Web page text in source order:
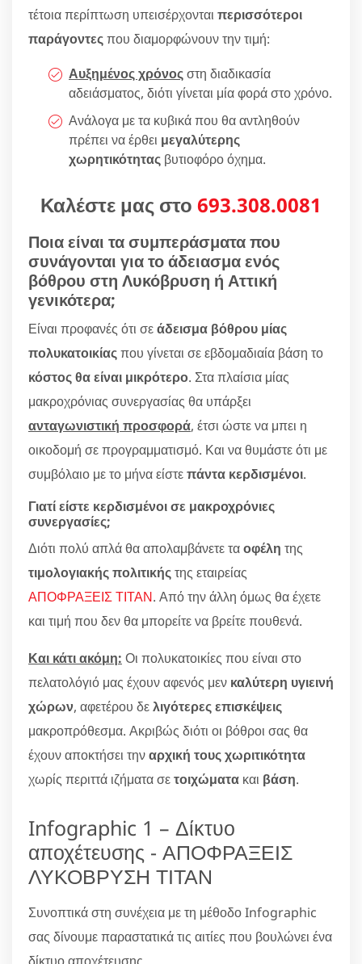
τέτοια περίπτωση υπεισέρχονται περισσότεροι
παράγοντεςπου διαμορφώνουν την τιμή:
Αυξημένος χρόνοςστη διαδικασία
αδειάσματος, διότι γίνεται μία φορά στο χρόνο.
Ανάλογα με τα κυβικά που θα αντληθούν
πρέπει να έρθει μεγαλύτερης
χωρητικότητας βυτιοφόρο όχημα.
Καλέστε μας στο 693.308.0081
Ποια είναι τα συμπεράσματα που
συνάγονται για το άδειασμα ενός
βόθρου στη Λυκόβρυση ή Αττική
γενικότερα;
Είναι προφανές ότι σεάδεισμα βόθρου μίας
πολυκατοικίαςπου γίνεται σε εβδομαδιαία βάση το
κόστος θα είναι μικρότερο. Στα πλαίσια μίας
μακροχρόνιας συνεργασίας θα υπάρξει
ανταγωνιστική προσφορά, έτσι ώστε να μπει η
οικοδομή σε προγραμματισμό. Και να θυμάστε ότι με
συμβόλαιο με το μήνα είστεπάντα κερδισμένοι.
Γιατί είστε κερδισμένοι σε μακροχρόνιες
συνεργασίες;
Διότι πολύ απλά θα απολαμβάνετε ταοφέλη της
τιμολογιακής πολιτικήςτης εταιρείας
ΑΠΟΦΡΑΞΕΙΣ ΤΙΤΑΝ. Από την άλλη όμως θα έχετε
και τιμή που δεν θα μπορείτε να βρείτε πουθενά.
Και κάτι ακόμη: Οι πολυκατοικίες που είναι στο
πελατολόγιό μας έχουν αφενός μεν καλύτερη υγιεινή
χώρων, αφετέρου δελιγότερες επισκέψεις
μακροπρόθεσμα. Ακριβώς διότι οι βόθροι σας θα
έχουν αποκτήσει τηναρχική τους χωριτικότητα
χωρίς περιττά ιζήματα σετοιχώματα και βάση.
Infographic 1 – Δίκτυο
αποχέτευσης - ΑΠΟΦΡΑΞΕΙΣ
ΛΥΚΟΒΡΥΣΗ ΤΙΤΑΝ
Συνοπτικά στη συνέχεια με τη μέθοδο Infographic
σας δίνουμε παραστατικά τις αιτίες που βουλώνει ένα